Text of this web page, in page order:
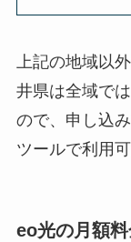
上記の地域以
井県は全域で
ので、申し込
ツールで利用
eo光の月額